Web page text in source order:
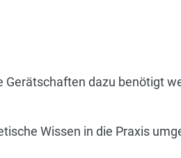
dazu benötigt
Wissen in die Praxis